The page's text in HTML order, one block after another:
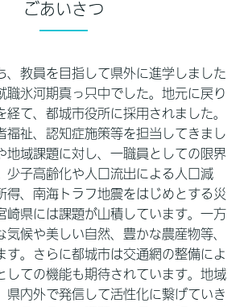
ごあいさつ
、教員を目指して県外に進学しました
職氷河期真っ只中でした。地元に戻り
経て、都城市役所に採用されました。
福祉、認知症施策等を担当してきまし
地域課題に対し、一職員としての限界
少子高齢化や人口流出による人口減
得、南海トラフ地震をはじめとする災
崎県には課題が山積しています。一方
気候や美しい自然、豊かな農産物等、
す。さらに都城市は交通網の整備によ
しての機能も期待されています。地域
県内外で発信して活性化に繋げていき